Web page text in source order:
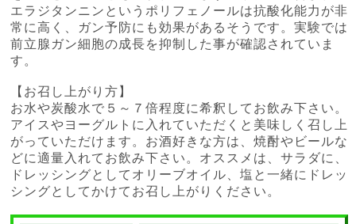
エラジタンニンというポリフェノールは抗酸化能力が非
常に高く、ガン予防にも効果があるそうです。実験では
前立腺ガン細胞の成長を抑制した事が確認されていま
す。
【お召し上がり方】
お水や炭酸水で５～７倍程度に希釈してお飲み下さい。
アイスやヨーグルトに入れていただくと美味しく召し上
がっていただけます。お酒好きな方は、焼酎やビールな
どに適量入れてお飲み下さい。オススメは、サラダに、
ドレッシングとしてオリーブオイル、塩と一緒にドレッ
シングとしてかけてお召し上がりください。